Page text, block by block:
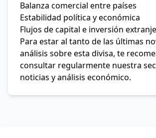
Balanza comercial entre países
Estabilidad política y económica
Flujos de capital e inversión
Para estar al tanto de las últimas
análisis sobre esta divisa, te
consultar regularmente nuestra
noticias y análisis económico.